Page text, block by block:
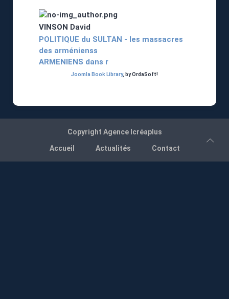
VINSON David
POLITIQUE du SULTAN - les massacres
des arménienss
ARMENIENS dans r
Joomla Book Library, by OrdaSoft!
Copyright Agence Icréaplus
Accueil
Actualités Contact